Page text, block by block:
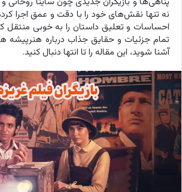
نه تنها نقش‌های خود را با دقت و عمق اجرا
احساسات و تعلیق داستان را به خوبی منتقل
تمام جزئیات و حقایق جذاب درباره هنرپیشه
آشنا شوید، این مقاله را تا انتها دنبال کنید.